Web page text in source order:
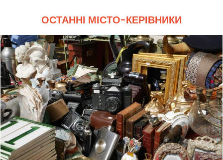
ОСТАННІ МІСТО-КЕРІВНИКИ